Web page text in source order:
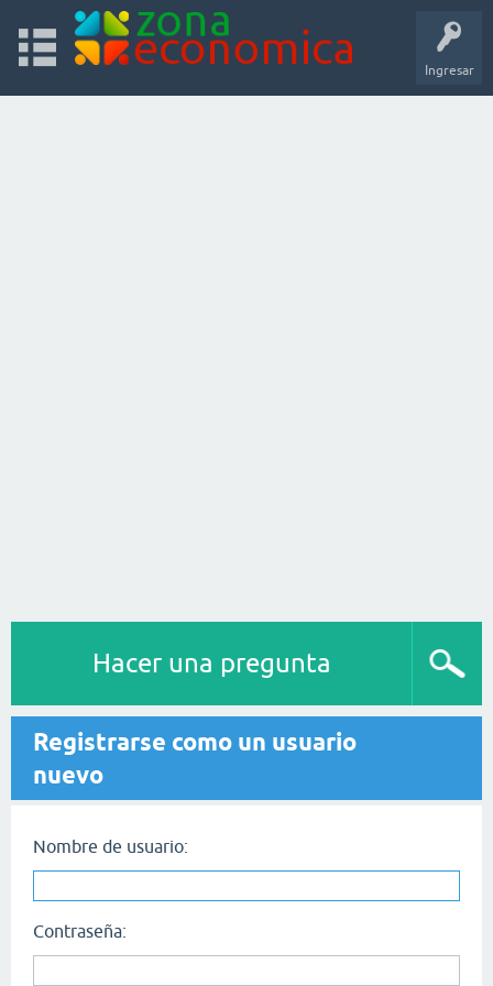
Ingresar
Hacer una pregunta
Registrarse como un usuario
nuevo
Nombre de usuario:
Contraseña: